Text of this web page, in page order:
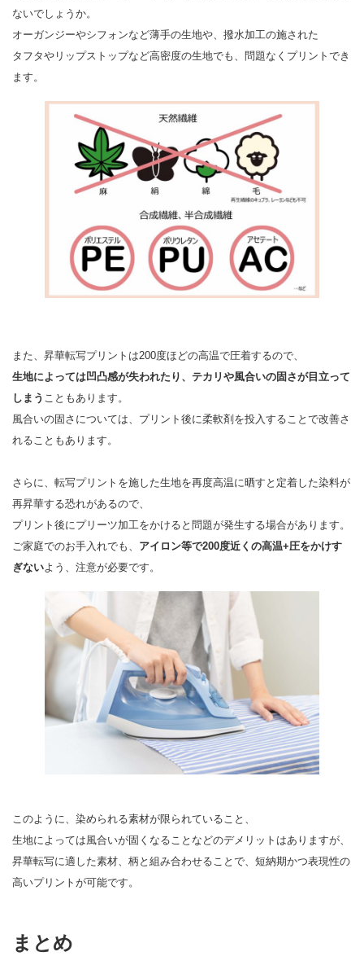
ないでしょうか。
オーガンジーやシフォンなど薄手の生地や、撥水加工の施された
タフタやリップストップなど高密度の生地でも、問題なくプリントでき
ます。
また、昇華転写プリントは200度ほどの高温で圧着するので、
生地によっては凹凸感が失われたり、テカリや風合いの固さが目立って
しまう こともあります。
風合いの固さについては、プリント後に柔軟剤を投入することで改善さ
れることもあります。
さらに、転写プリントを施した生地を再度高温に晒すと定着した染料が
再昇華する恐れがあるので、
プリント後にプリーツ加工をかけると問題が発生する場合があります。
ご家庭でのお手入れでも、 アイロン等で200度近くの高温+圧をかけす
ぎないよう、注意が必要です。
このように、染められる素材が限られていること、
生地によっては風合いが固くなることなどのデメリットはありますが、
昇華転写に適した素材、柄と組み合わせることで、短納期かつ表現性の
高いプリントが可能です。
まとめ